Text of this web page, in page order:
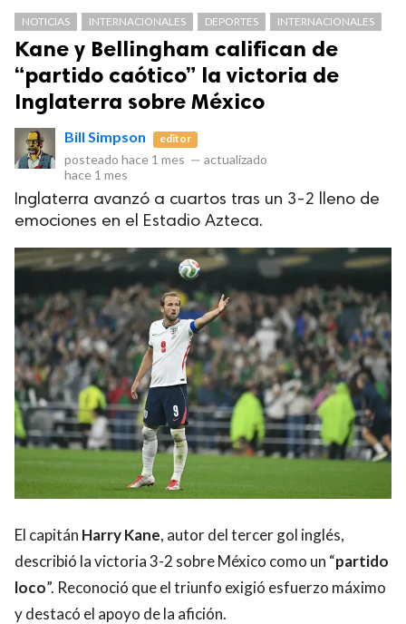
Bi
NOTICIAS INTERNACIONALES DEPORTES INTERNACIONALES
Kane y Bellingham califican de
“partido caótico” la victoria de
Inglaterra sobre México
Bill Simpson editor
posteado hace 1 mes — actualizado
hace 1 mes
Inglaterra avanzó a cuartos tras un 3-2 lleno de
emociones en el Estadio Azteca.
El capitán Harry Kane, autor del tercer gol inglés,
describió la victoria 3-2 sobre México como un “partido
loco”. Reconoció que el triunfo exigió esfuerzo máximo
y destacó el apoyo de la afición.